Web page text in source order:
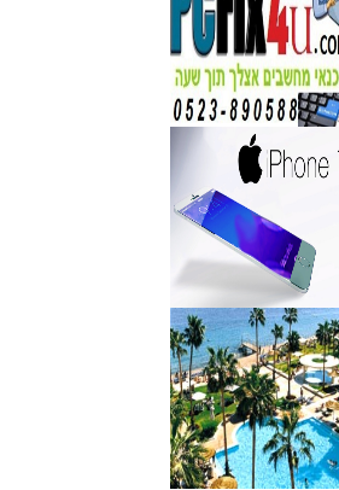
מברשות איפור מיקצועי למאפרים
349
₪
מידע נוסף
מעגל ריסים חשמלי
40
₪
מידע נוסף
מצלמות אינפרא
499
₪
מידע נוסף
18 מברשות למאפרים + נרתיק
ג'מס אדום מעור
720
₪